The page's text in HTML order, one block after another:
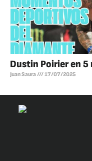
Dustin Poirier en
Juan Saura 17/07/2025